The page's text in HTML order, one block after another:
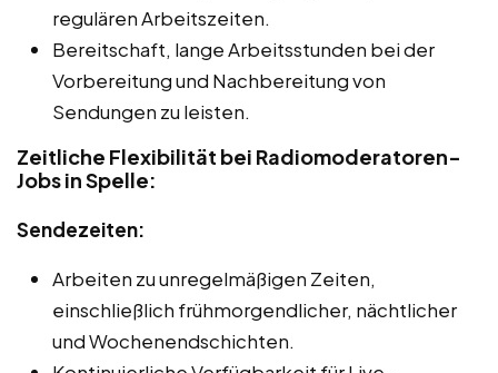
regulären Arbeitszeiten.
Bereitschaft, lange Arbeitsstunden bei der
Vorbereitung und Nachbereitung von
Sendungen zu leisten.
Zeitliche Flexibilität bei Radiomoderatoren-
Jobs in Spelle:
Sendezeiten:
Arbeiten zu unregelmäßigen Zeiten,
einschließlich frühmorgendlicher, nächtlicher
und Wochenendschichten.